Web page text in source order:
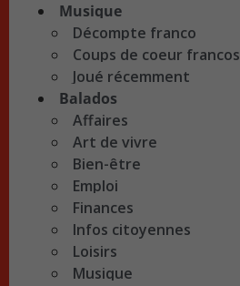
Musique
Décompte franco
Coups de coeur francos
Joué récemment
Balados
Affaires
Art de vivre
Bien-être
Emploi
Finances
Infos citoyennes
Loisirs
Musique